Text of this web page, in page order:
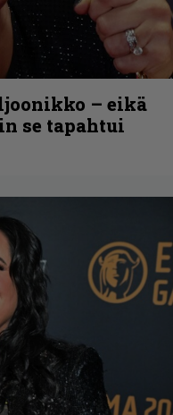
– eikä
se tapahtui